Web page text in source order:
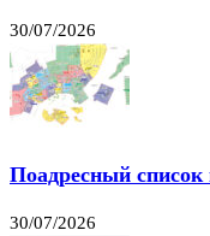
30/07/2026
Поадресный список
30/07/2026